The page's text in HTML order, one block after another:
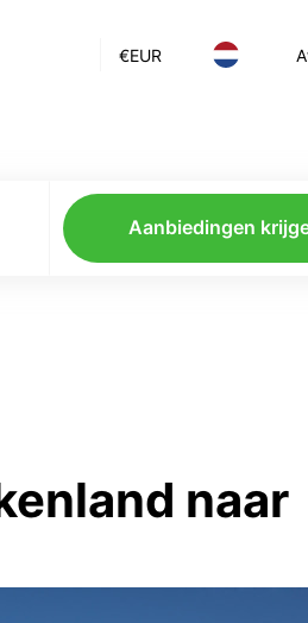
€EUR
Aanbiedingen
naar